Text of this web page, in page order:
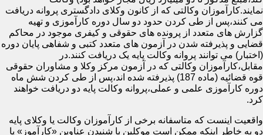
نمایند.کارآموزان وکالتی که از کانون وکلای دادگستری پروانه دریافت
می کنند،پس از طی کردن حدود دو سال دوره کارآموزی و تهیه
گزارش های متعدد از پرونده های حقوقی و کیفری موجود در محاکم
قضایی و پذیرفته شدن در آزمون های متعدد کتبی و شفاهی پایان دوره
(اختبار) می توانند پروانه وکالت پایه یک دریافت کنند.در
مقابل،کارآموزان وکالتی که در آزمون مرکز وکلا و مشاوران حقوقی
قوه قضائیه (ماده 187) پذیرفته شده اند،پس از طی کردن شش ماه
دوره کارآموزی علمی و عملی،پروانه وکالت پایه دو دریافت خواهند
کرد.
واقعیت اینست که متاسفانه برخی از کارآموزان وکالت یا وکلای پایه
دو به خاطر اینکه ممکن است موکلین با شنیدن عناوین «کارآموز» یا